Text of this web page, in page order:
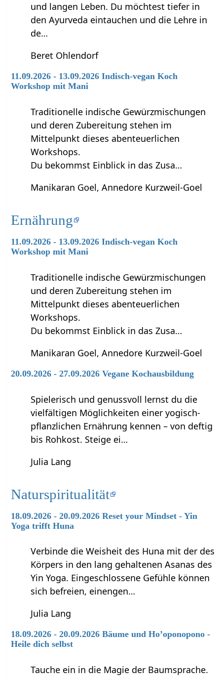
und langen Leben. Du möchtest tiefer in
den Ayurveda eintauchen und die Lehre in
de…
Beret Ohlendorf
11.09.2026 - 13.09.2026 Indisch-vegan Koch
Workshop mit Mani
Traditionelle indische Gewürzmischungen
und deren Zubereitung stehen im
Mittelpunkt dieses abenteuerlichen
Workshops.
Du bekommst Einblick in das Zusa…
Manikaran Goel, Annedore Kurzweil-Goel
Ernährung
11.09.2026 - 13.09.2026 Indisch-vegan Koch
Workshop mit Mani
Traditionelle indische Gewürzmischungen
und deren Zubereitung stehen im
Mittelpunkt dieses abenteuerlichen
Workshops.
Du bekommst Einblick in das Zusa…
Manikaran Goel, Annedore Kurzweil-Goel
20.09.2026 - 27.09.2026 Vegane Kochausbildung
Spielerisch und genussvoll lernst du die
vielfältigen Möglichkeiten einer yogisch-
pflanzlichen Ernährung kennen – von deftig
bis Rohkost. Steige ei…
Julia Lang
Naturspiritualität
18.09.2026 - 20.09.2026 Reset your Mindset - Yin
Yoga trifft Huna
Verbinde die Weisheit des Huna mit der des
Körpers in den lang gehaltenen Asanas des
Yin Yoga. Eingeschlossene Gefühle können
sich befreien, einengen…
Julia Lang
18.09.2026 - 20.09.2026 Bäume und Ho’oponopono -
Heile dich selbst
Tauche ein in die Magie der Baumsprache.